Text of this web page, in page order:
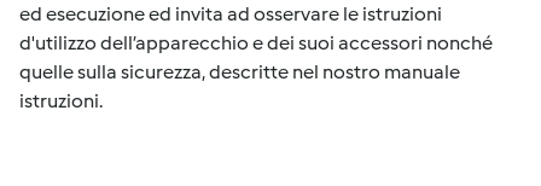
ed esecuzione ed invita ad osservare le istruzioni
d'utilizzo dell’apparecchio e dei suoi accessori nonché
quelle sulla sicurezza, descritte nel nostro manuale
istruzioni.